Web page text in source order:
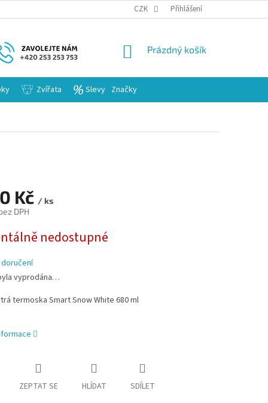
CZK Přihlášení
NÁKUPNÍ
Prázdný košík
Zvířata Slevy Značky
Kč / ks
DPH
nedostupné
vyprodána…
termoska SmartSnow White 680 ml
ZEPTAT SE HLÍDAT SDÍLET